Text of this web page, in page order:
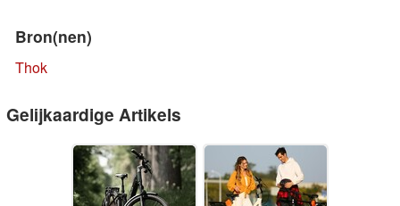
Bron(nen)
Thok
Gelijkaardige Artikels